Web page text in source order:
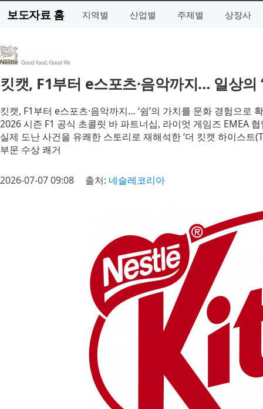
보도자료 홈 지역별 산업별 주제별 상장사
킷캣, F1부터 e스포츠·음악까지… 일상의
킷캣, F1부터 e스포츠·음악까지… ‘쉼’의 가치를 문화 경험으로
2026 시즌 F1 공식 초콜릿 바 파트너십, 라이엇 게임즈 EMEA
실제 도난 사건을 유쾌한 스토리로 재해석한 ‘더 킷캣 하이스
부문 수상 쾌거
2026-07-07 09:08 출처: 네슬레코리아